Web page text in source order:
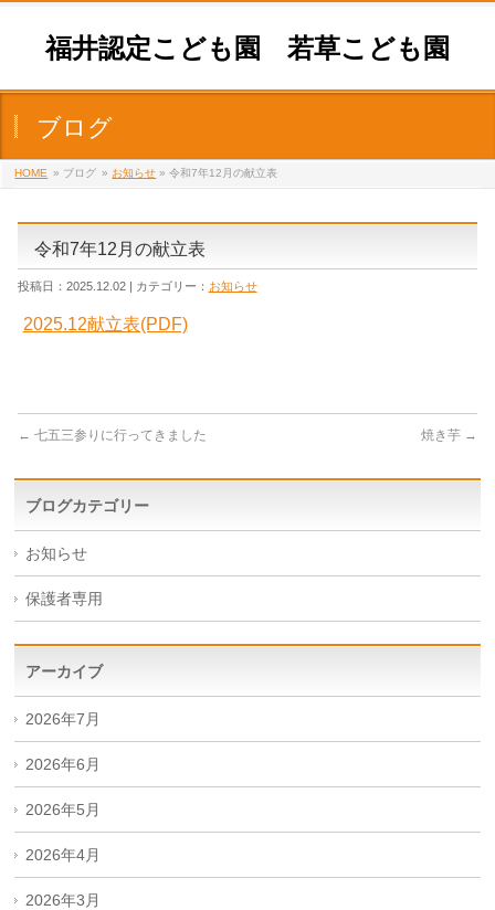
福井認定こども園 若草こども園
ブログ
HOME » ブログ » お知らせ » 令和7年12月の献立表
令和7年12月の献立表
投稿日：2025.12.02 | カテゴリー： お知らせ
2025.12献立表(PDF)
← 七五三参りに行ってきました 焼き芋 →
ブログカテゴリー
お知らせ
保護者専用
アーカイブ
2026年7月
2026年6月
2026年5月
2026年4月
2026年3月